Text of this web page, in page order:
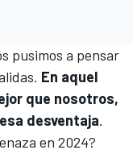
pusimos a pensar
En aquel
que nosotros,
desventaja.
en 2024?